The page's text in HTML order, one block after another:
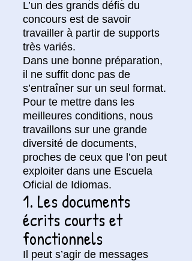
L’un des grands défis du
concours est de savoir
travailler à partir de supports
très variés.
Dans une bonne préparation,
il ne suffit donc pas de
s’entraîner sur un seul format.
Pour te mettre dans les
meilleures conditions, nous
travaillons sur une grande
diversité de documents,
proches de ceux que l’on peut
exploiter dans une Escuela
Oficial de Idiomas.
1. Les documents
écrits courts et
fonctionnels
Il peut s’agir de messages